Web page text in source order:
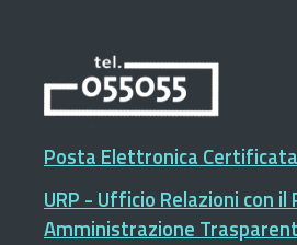
Posta Elettronica Certificata
URP - Ufficio Relazioni con il
Amministrazione